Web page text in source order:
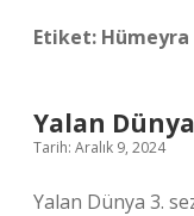
Etiket: Hümeyra
Yalan
Tarih: Aralık 9, 2024
Yalan Dünya 3.